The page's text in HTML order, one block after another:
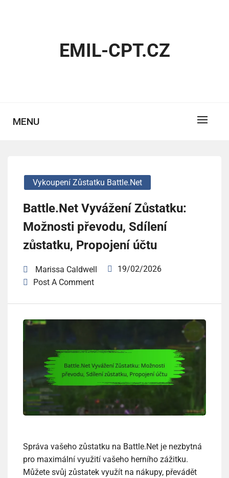
EMIL-CPT.CZ
MENU
Vykoupení Zůstatku Battle.net
Battle.Net Vyvážení Zůstatku:
Možnosti převodu, Sdílení
zůstatku, Propojení účtu
Marissa Caldwell
19/02/2026
Post A Comment
Správa vašeho zůstatku na Battle.Net je nezbytná
pro maximální využití vašeho herního zážitku.
Můžete svůj zůstatek využít na nákupy, převádět